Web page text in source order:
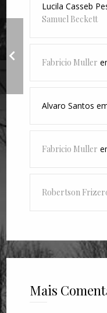
Michel
Lucila Casseb
Samuel Beckett
Fabricio Muller
Alvaro Santos
Fabricio Muller
Robertson
Mais